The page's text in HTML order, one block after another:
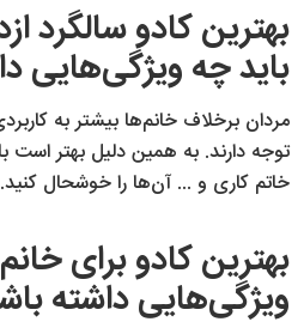
بهترین کادو سالگرد
باید چه ویژگی‌هایی
مردان برخلاف خانم‌ها بیشتر به
توجه دارند. به همین دلیل بهتر
خاتم کاری و ... آن‌ها را خوشحال کنید.
بهترین کادو برای
ویژگی‌هایی داشته